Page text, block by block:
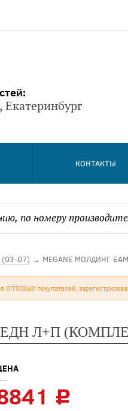
Екатеринбург
КОНТАКТЫ
(03-07) → MEGANE МОЛДИНГ
покупателей,
Л+П
c